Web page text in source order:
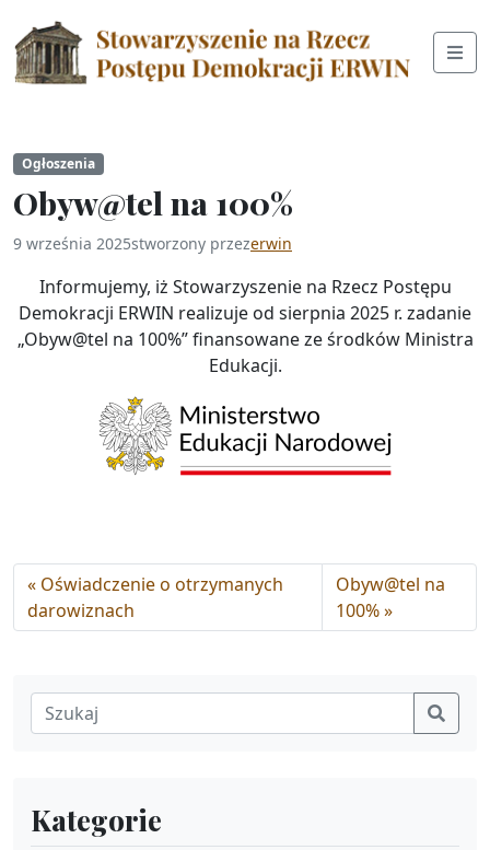
Ogłoszenia
Obyw@tel na 100%
9 września 2025stworzony przezerwin
Informujemy, iż Stowarzyszenie na Rzecz Postępu
Demokracji ERWIN realizuje od sierpnia 2025 r. zadanie
„Obyw@tel na 100%” finansowane ze środków Ministra
Edukacji.
Oświadczenie o otrzymanych
darowiznach
Obyw@tel na
100%
Kategorie